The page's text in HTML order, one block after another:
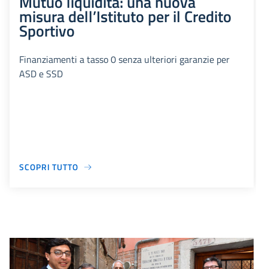
misura dell’Istituto per il Credito
Sportivo
Finanziamenti a tasso 0 senza ulteriori garanzie per
ASD e SSD
SCOPRI TUTTO